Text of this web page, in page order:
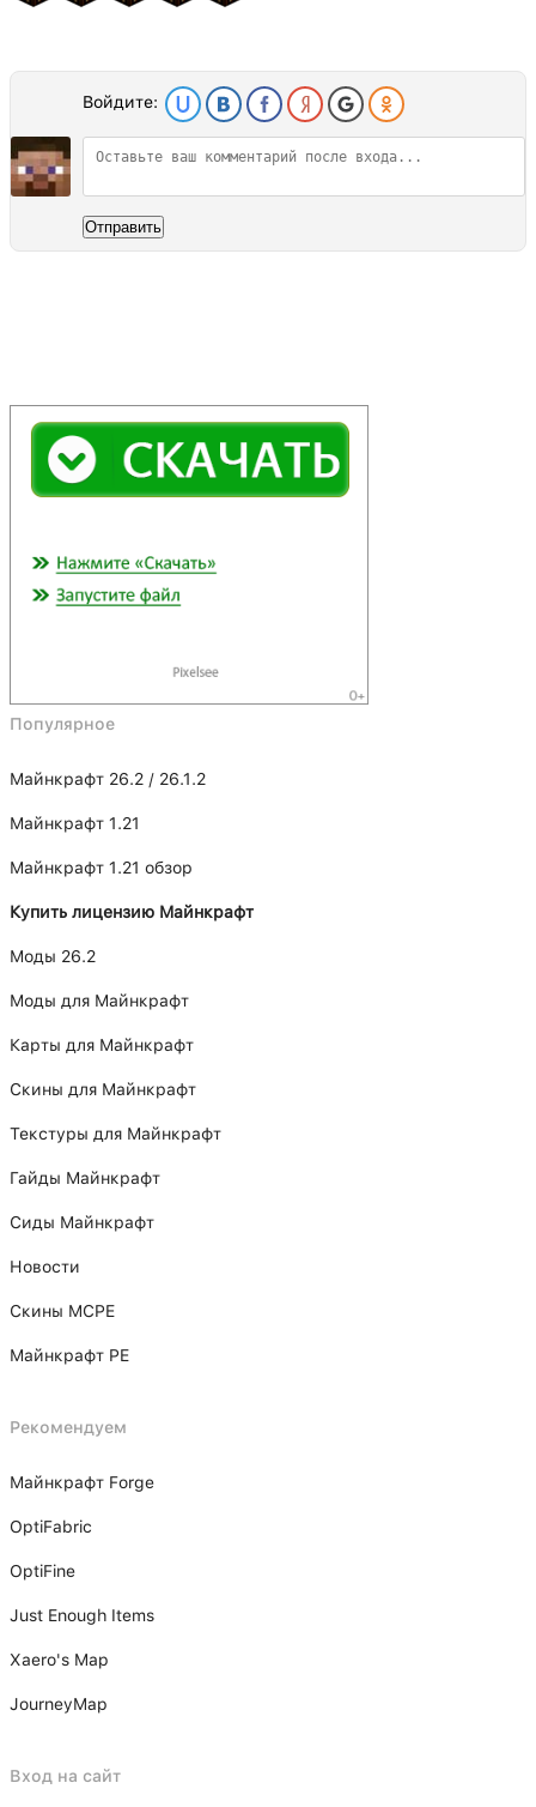
Войдите:
Отправить
Популярное
Майнкрафт 26.2 / 26.1.2
Майнкрафт 1.21
Майнкрафт 1.21 обзор
Купить лицензию Майнкрафт
Моды 26.2
Моды для Майнкрафт
Карты для Майнкрафт
Скины для Майнкрафт
Текстуры для Майнкрафт
Гайды Майнкрафт
Сиды Майнкрафт
Новости
Скины MCPE
Майнкрафт PE
Рекомендуем
Майнкрафт Forge
OptiFabric
OptiFine
Just Enough Items
Xаero's Mаp
JourneyMap
Вход на сайт